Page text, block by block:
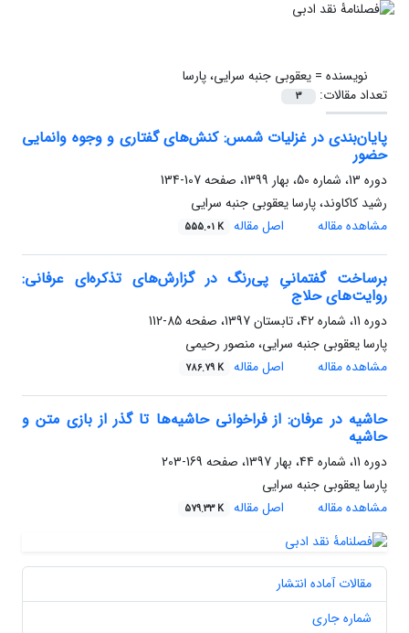
نویسنده =یعقوبی جنبه سرایی، پارسا
تعداد مقالات:
3
پایان‌بندی در غزلیات شمس: کنش‌های گفتاری و وجوه وانمایی
حضور
دوره 13، شماره 50، بهار 1399، صفحه
107-134
رشید کاکاوند، پارسا یعقوبی جنبه سرایی
مشاهده مقاله
اصل مقاله 555.01 K
برساخت گفتمانیِ پی‌رنگ در گزارش‌های تذکره‌ای عرفانی:
روایت‌های حلاج
دوره 11، شماره 42، تابستان 1397، صفحه
85-112
پارسا یعقوبی جنبه سرایی، منصور رحیمی
مشاهده مقاله
اصل مقاله 786.79 K
حاشیه در عرفان: از فراخوانی حاشیه‌ها تا گذر از بازی متن و
حاشیه
دوره 11، شماره 44، بهار 1397، صفحه
169-203
پارسا یعقوبی جنبه سرایی
مشاهده مقاله
اصل مقاله 579.33 K
مقالات آماده انتشار
شماره جاری